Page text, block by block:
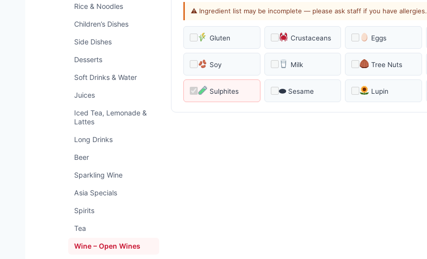
Rice & Noodles
Children’s Dishes
Side Dishes
Desserts
Soft Drinks & Water
Juices
Iced Tea, Lemonade &
Lattes
Long Drinks
Beer
Sparkling Wine
Asia Specials
Spirits
Tea
Wine – Open Wines
⚠ Ingredient list may be incomplete — please ask staff if you have allergies.
Gluten Crustaceans Eggs
Soy Milk Tree Nuts
Sulphites ⬬ Sesame Lupin